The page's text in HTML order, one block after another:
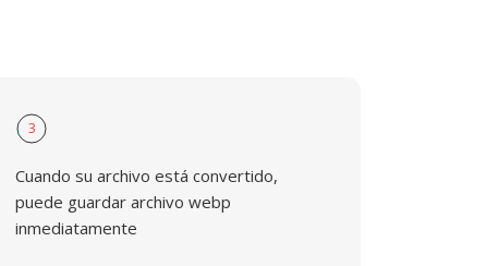
3
Cuando su archivo está convertido,
puede guardar archivo webp
inmediatamente